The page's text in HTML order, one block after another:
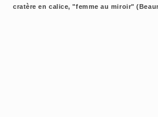
cratère en calice, "femme au miroir"